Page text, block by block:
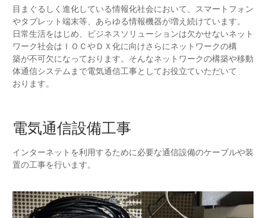
太陽光発電工事
目まぐるしく進化している情報化社会において、スマートフォン
やタブレット端末等、あらゆる情報機器が増え続けています。
日常生活をはじめ、ビジネスソリューションは欠かせないネット
ワーク社会はＩＯＣやＤＸ化に向けさらにネットワークの構
築が不可欠になっております。そんなネットワークの構築や移動
体通信システムまで電気通信工事としてお役立ていただいて
おります。​
電気通信設備工事
インターネットを利用するために必要な通信設備のケーブルや装
置の工事を行います。